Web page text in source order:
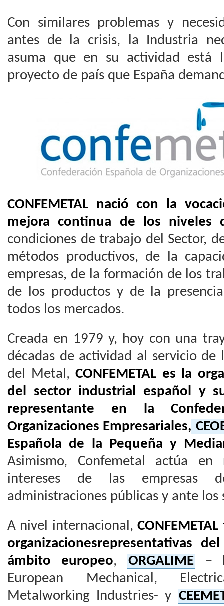
Con similares problemas y
antes de la crisis, la Industria
asuma que en su actividad está
proyecto de país que España
CONFEMETAL nació con la
mejora continua de los niveles
condiciones de trabajo del Sector,
métodos productivos, de la
empresas, de la formación de los
de los productos y de la
todos los mercados.
Creada en 1979 y, hoy con una
décadas de actividad al servicio de
del Metal, CONFEMETAL es la
del sector industrial español y
representante en la
Organizaciones Empresariales,
Española de la Pequeña y
Asimismo, Confemetal actúa en
intereses de las empresas
administraciones públicas y ante los
A nivel internacional,
organizacionesrepresentativas
ámbito europeo, ORGALIME –
European Mechanical,
Metalworking Industries- y